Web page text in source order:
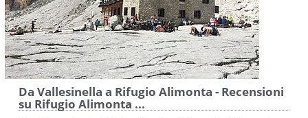
Da Vallesinella a Rifugio Alimonta - Recensioni
su Rifugio Alimonta ...